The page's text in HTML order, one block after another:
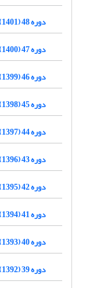
دوره 48 (1401)
دوره 47 (1400)
دوره 46 (1399)
دوره 45 (1398)
دوره 44 (1397)
دوره 43 (1396)
دوره 42 (1395)
دوره 41 (1394)
دوره 40 (1393)
دوره 39 (1392)